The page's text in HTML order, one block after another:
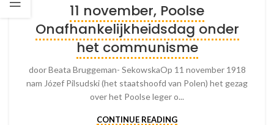
11 november, Poolse
Onafhankelijkheidsdag onder
het communisme
door Beata Bruggeman- SekowskaOp 11 november 1918
nam Józef Pilsudski (het staatshoofd van Polen) het gezag
over het Poolse leger o...
CONTINUE READING